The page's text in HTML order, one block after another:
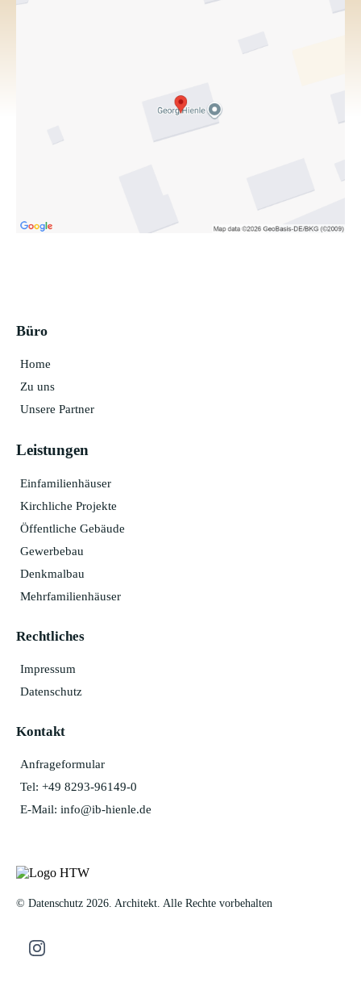
Büro
Home
Zu uns
Unsere Partner
Leistungen
Einfamilienhäuser
Kirchliche Projekte
Öffentliche Gebäude
Gewerbebau
Denkmalbau
Mehrfamilienhäuser
Rechtliches
Impressum
Datenschutz
Kontakt
Anfrageformular
Tel: +49 8293-96149-0
E-Mail: info@ib-hienle.de
© Datenschutz 2026. Architekt. Alle Rechte vorbehalten